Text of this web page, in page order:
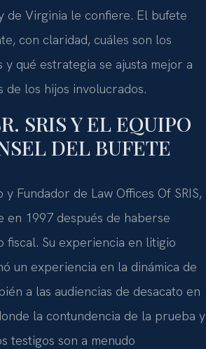
de Virginia le confiere. El bufete
con claridad, cuáles son los
y qué estrategia se ajusta mejor a
de los hijos involucrados.
SRIS Y EL EQUIPO
DEL BUFETE
Fundador de Law Offices Of SRIS,
en 1997 después de haberse
fiscal. Su experiencia en litigio
un experiencia en la dinámica de
a las audiencias de desacato en
la contundencia de la prueba y
testigos son a menudo